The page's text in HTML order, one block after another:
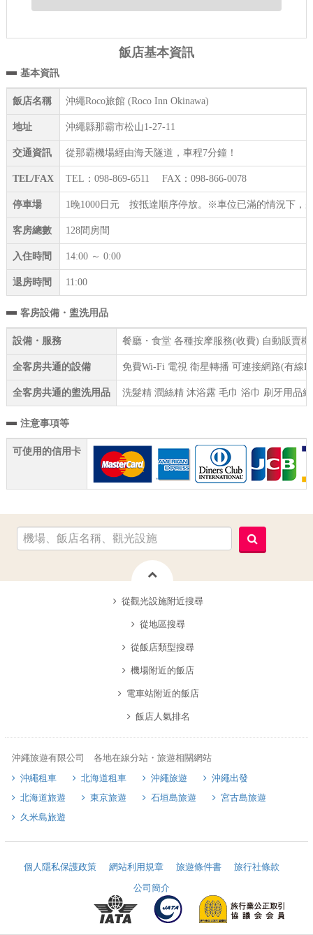
飯店基本資訊
基本資訊
飯店名稱 沖繩Roco旅館 (Roco Inn Okinawa)
地址 沖繩縣那霸市松山1-27-11
交通資訊 從那霸機場經由海天隧道，車程7分鐘！
TEL/FAX TEL：098-869-6511 FAX：098-866-0078
停車場 1晚1000日元 按抵達順序停放。※車位已滿的情況下，
客房總數 128間房間
入住時間 14:00 ～ 0:00
退房時間 11:00
客房設備・盥洗用品
設備・服務 餐廳・食堂 各種按摩服務(收費) 自動販賣
全客房共通的設備 免費Wi-Fi 電視 衛星轉播 可連接網路(有線
全客房共通的盥洗用品 洗髮精 潤絲精 沐浴露 毛巾 浴巾 刷牙用品
注意事項等
可使用的信用卡
從觀光設施附近搜尋
從地區搜尋
從飯店類型搜尋
機場附近的飯店
電車站附近的飯店
飯店人氣排名
沖繩旅遊有限公司 各地在線分站・旅遊相關網站
沖繩租車
北海道租車 沖繩旅遊
沖繩出發
北海道旅遊
東京旅遊 石垣島旅遊
宮古島旅遊
久米島旅遊
個人隱私保護政策 網站利用規章 旅遊條件書
旅行社條款
公司簡介